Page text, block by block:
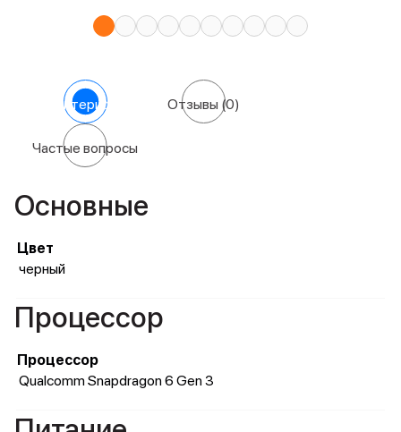
Характеристики Отзывы (0)
Частые вопросы
Основные
Цвет
черный
Процессор
Процессор
Qualcomm Snapdragon 6 Gen 3